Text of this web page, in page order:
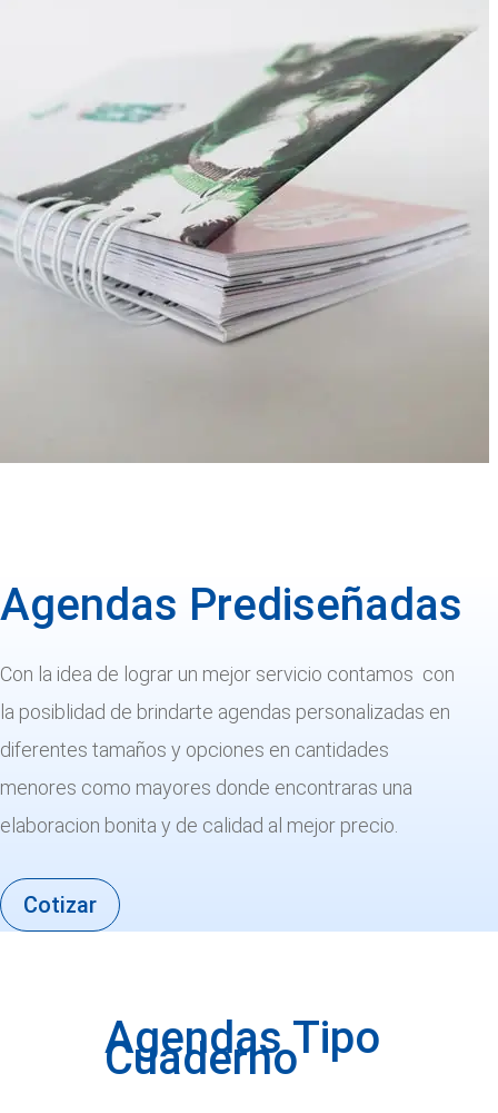
Agendas Prediseñadas
Con la idea de lograr un mejor servicio contamos con
la posiblidad de brindarte agendas personalizadas en
diferentes tamaños y opciones en cantidades
menores como mayores donde encontraras una
elaboracion bonita y de calidad al mejor precio.
Cotizar
Agendas Tipo
Cuaderno